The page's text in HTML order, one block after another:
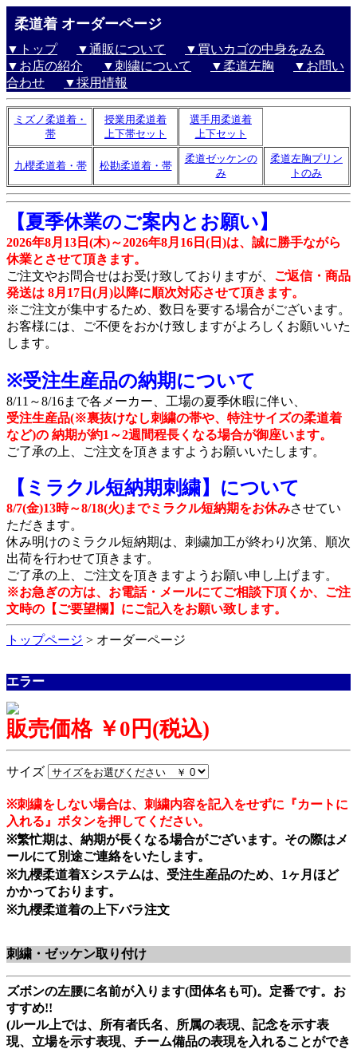
柔道着 オーダーページ
▼トップ ▼通販について
▼買いカゴの中身をみる
▼お店の紹介
▼刺繍について ▼柔道左胸
▼お問い
合わせ
▼採用情報
ミズノ柔道着・
帯
授業用柔道着
上下帯セット
選手用柔道着
上下セット
九櫻柔道着・帯 松勘柔道着・帯
柔道ゼッケンの
み
柔道左胸プリン
トのみ
【夏季休業のご案内とお願い】
2026年8月13日(木)～2026年8月16日(日)は、誠に勝手ながら
休業とさせて頂きます。
ご注文やお問合せはお受け致しておりますが、 ご返信・商品
発送は 8月17日(月)以降に順次対応させて頂きます。
※ご注文が集中するため、数日を要する場合がございます。
お客様には、ご不便をおかけ致しますがよろしくお願いいた
します。
※受注生産品の納期について
8/11～8/16まで各メーカー、工場の夏季休暇に伴い、
受注生産品(※裏抜けなし刺繍の帯や、特注サイズの柔道着
など)の 納期が約1～2週間程長くなる場合が御座います。
ご了承の上、ご注文を頂きますようお願いいたします。
【ミラクル短納期刺繍】について
8/7(金)13時～8/18(火)までミラクル短納期をお休みさせてい
ただきます。
休み明けのミラクル短納期は、刺繍加工が終わり次第、順次
出荷を行わせて頂きます。
ご了承の上、ご注文を頂きますようお願い申し上げます。
※お急ぎの方は、お電話・メールにてご相談下頂くか、ご注
文時の【ご要望欄】にご記入をお願い致します。
トップページ > オーダーページ
エラー
販売価格 ￥0円(税込)
サイズ
※刺繍をしない場合は、刺繍内容を記入をせずに『カートに
入れる』ボタンを押してください。
※繁忙期は、納期が長くなる場合がございます。その際はメ
ールにて別途ご連絡をいたします。
※九櫻柔道着Xシステムは、受注生産品のため、1ヶ月ほど
かかっております。
※九櫻柔道着の上下バラ注文
刺繍・ゼッケン取り付け
ズボンの左腰に名前が入ります(団体名も可)。定番です。お
すすめ!!
(ルール上では、所有者氏名、所属の表現、記念を示す表
現、立場を示す表現、チーム備品の表現を入れることができ